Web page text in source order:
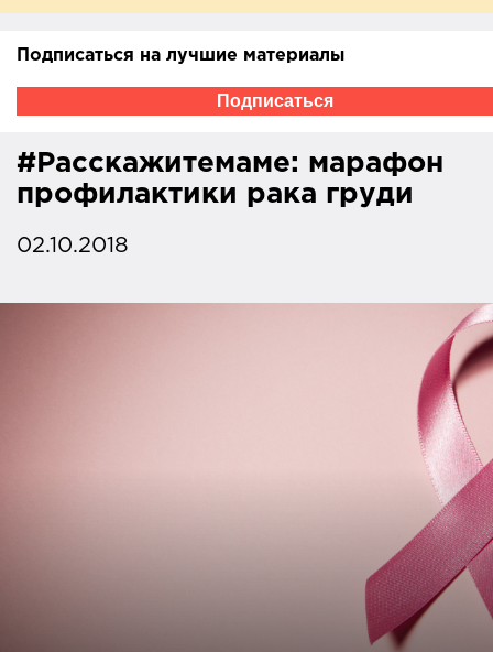
Подписаться на лучшие материалы
Подписаться
#Расскажитемаме: марафон
профилактики рака груди
02.10.2018